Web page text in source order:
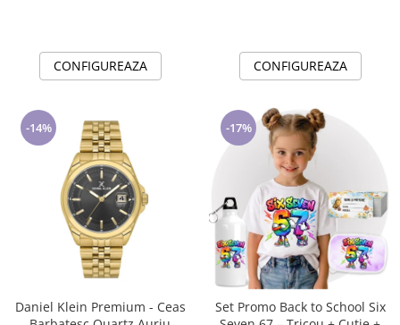
CONFIGUREAZA CONFIGUREAZA
-14%
Daniel Klein Premium - Ceas
-17%
Set Promo Back to School Six